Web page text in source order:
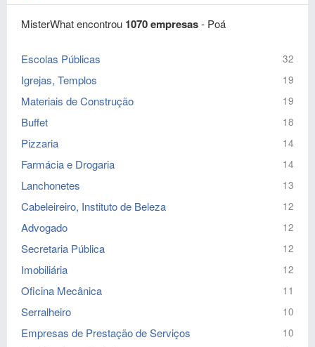
MisterWhat encontrou 1070 empresas- Poá
Escolas Públicas 32
Igrejas, Templos 19
Materiais de Construção 19
Buffet 18
Pizzaria 14
Farmácia e Drogaria 14
Lanchonetes 13
Cabeleireiro, Instituto de Beleza 12
Advogado 12
Secretaria Pública 12
Imobiliária 12
Oficina Mecânica 11
Serralheiro 10
Empresas de Prestação de Serviços 10